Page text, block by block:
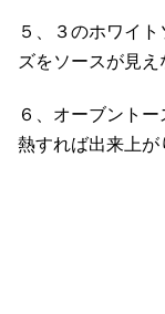
５、３のホワイ
ズをソースが見え
６、オーブント
熱すれば出来上が